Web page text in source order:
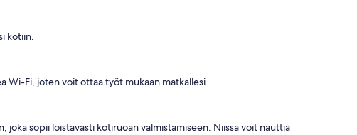
kotiin.
Wi-Fi, joten voit ottaa työt mukaan matkallesi.
sopii loistavasti kotiruoan valmistamiseen. Niissä voit nauttia